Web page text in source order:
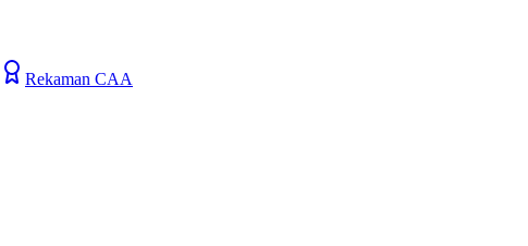
Rekaman CAA